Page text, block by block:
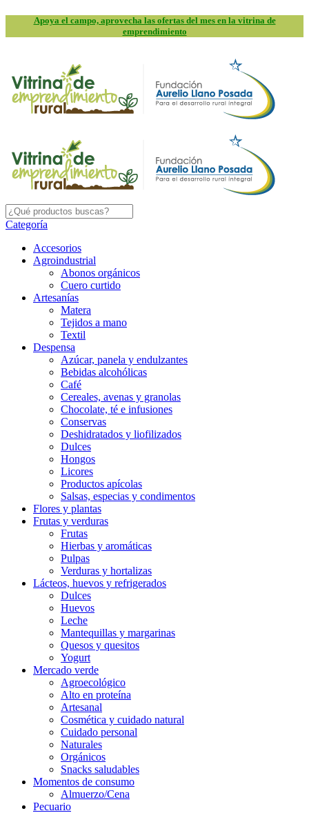
Apoya el campo, aprovecha las ofertas del mes en la vitrina de
emprendimiento
Categoría
Accesorios
Agroindustrial
Abonos orgánicos
Cuero curtido
Artesanías
Matera
Tejidos a mano
Textil
Despensa
Azúcar, panela y endulzantes
Bebidas alcohólicas
Café
Cereales, avenas y granolas
Chocolate, té e infusiones
Conservas
Deshidratados y liofilizados
Dulces
Hongos
Licores
Productos apícolas
Salsas, especias y condimentos
Flores y plantas
Frutas y verduras
Frutas
Hierbas y aromáticas
Pulpas
Verduras y hortalizas
Lácteos, huevos y refrigerados
Dulces
Huevos
Leche
Mantequillas y margarinas
Quesos y quesitos
Yogurt
Mercado verde
Agroecológico
Alto en proteína
Artesanal
Cosmética y cuidado natural
Cuidado personal
Naturales
Orgánicos
Snacks saludables
Momentos de consumo
Almuerzo/Cena
Pecuario